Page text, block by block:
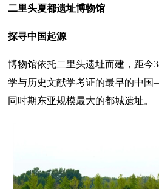
二里头夏都遗址博物馆
探寻中国起源
博物馆依托二里头遗址而建，距今
学与历史文献学考证的最早的中
同时期东亚规模最大的都城遗址。